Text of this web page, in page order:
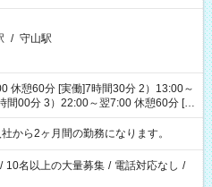
/ 守山駅
休憩60分 [実働]7時間30分 2）13:00～
間00分 3）22:00～翌7:00 休憩60分 [実
から2ヶ月間の勤務になります。
/ 10名以上の大量募集 / 電話対応なし /